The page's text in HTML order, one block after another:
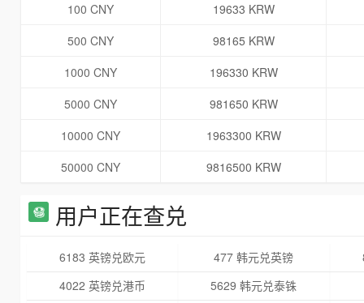
100 CNY
19633 KRW
500 CNY
98165 KRW
1000 CNY
196330 KRW
5000 CNY
981650 KRW
10000 CNY
1963300 KRW
50000 CNY
9816500 KRW
用户正在查兑
6183 英镑兑欧元 477 韩元兑英镑
4022 英镑兑港币
5629 韩元兑泰铢